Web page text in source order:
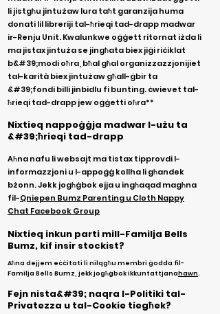
li jistgħu jintużaw lura taħt garanzija huma
donati lil libreriji tal-ħrieqi tad-drapp madwar
ir-Renju Unit. Kwalunkwe oġġett ritornat iżda li
ma jistax jintuża se jingħata biex jiġi riċiklat
b&#39;modi oħra, bħal għal organizzazzjonijiet
tal-karità biex jintużaw għall-ġbir ta
&#39;fondi billi jinbidlu fi bunting. ċwievet tal-
ħrieqi tad-drapp jew oġġetti oħra**
Nixtieq nappoġġja madwar l-użu ta
&#39;ħrieqi tad-drapp
Aħna nafu li websajt ma tistax tipprovdi l-
informazzjoni u l-appoġġ kollha li għandek
bżonn. Jekk jogħġbok ejja u ingħaqad magħna
fil-Qniepen Bumz Parenting u Cloth Nappy
Chat Facebook Group
Nixtieq inkun parti mill-Familja Bells
Bumz, kif insir stockist?
Aħna dejjem eċċitati li nilqgħu membri ġodda fil-
Familja Bells Bumz, jekk jogħġbok ikkuntattjanahawn.
Fejn nista&#39; naqra l-Politiki tal-
Privatezza u tal-Cookie tiegħek?